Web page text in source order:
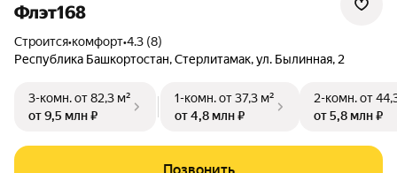
Флэт168
Строится•комфорт•4.3 (8)
Республика Башкортостан, Стерлитамак, ул. Былинная, 2
3-комн.от 82,3 м²
от 9,5 млн ₽
1-комн.от 37,3 м²
от 4,8 млн ₽
2-комн.от
от 5,8 млн ₽